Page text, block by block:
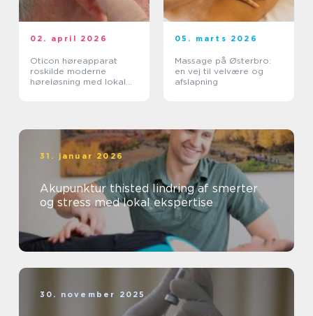
02. april 2026
Oticon høreapparat
roskilde moderne
høreløsning med lokal
05. marts 2026
Massage på Østerbro:
en vej til velvære og
afslapning
31. januar 2026
Akupunktur thisted lindring af smerter
og stress med lokal ekspertise
30. november 2025